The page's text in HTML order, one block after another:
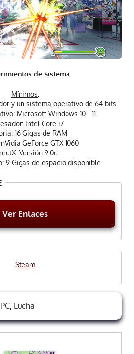
de Sistema
Mínimos:
y un sistema operativo de 64 bits
Microsoft Windows 10 | 11
Intel Core i7
16 Gigas de RAM
GeForce GTX 1060
Versión 9.0c
9 Gigas de espacio disponible
Ver Enlaces
Steam
, Lucha